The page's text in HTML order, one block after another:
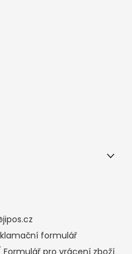
formulář
Formulář pro vrácení zboží